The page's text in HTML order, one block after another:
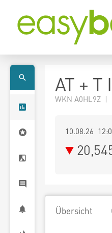
AT + T
WKN A0HL9Z |
10.08.26
Übersicht